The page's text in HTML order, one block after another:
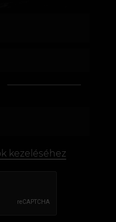
kezeléséhez